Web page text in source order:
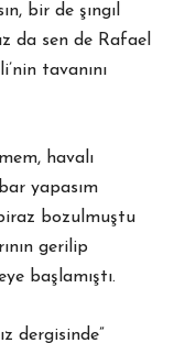
bir de şıngıl
da sen de Rafael
tavanını
havalı
yapasım
bozulmuştu
gerilip
başlamıştı.
dergisinde”